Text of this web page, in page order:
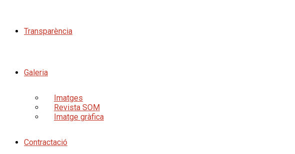
Transparència
Galeria
Imatges
Revista SOM
Imatge gràfica
Contractació